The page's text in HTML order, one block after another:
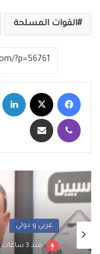
القوات المسلحة
فيسبوك
ڤايبر مشاركة عبر البريد
عربي و دولي
منذ 3 ساعات